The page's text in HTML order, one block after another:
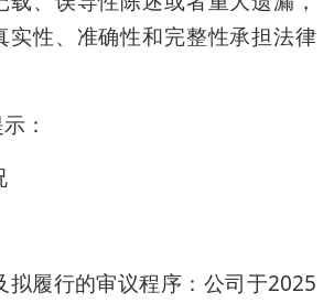
实性、准确性和完整性承担法律
：
履行的审议程序：公司于2025